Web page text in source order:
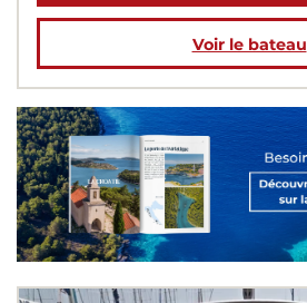
Voir le bateau